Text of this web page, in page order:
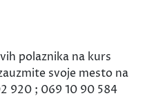
polaznika na kurs
svoje mesto na
920 ; 069 10 90 584